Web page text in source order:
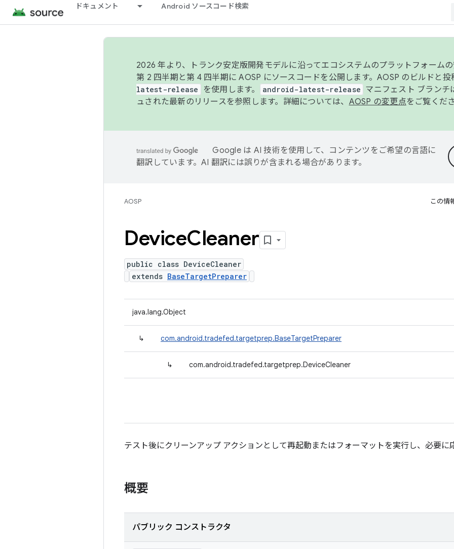
ドキュメント Android ソースコード検索
2026 年より、トランク安定版開発モデルに沿ってエコシステムのプラットフォーム
第 2 四半期と第 4 四半期に AOSP にソースコードを公開します。AOSP のビルドと投
latest-release を使用します。 android-latest-release マニフェスト ブランチ
ュされた最新のリリースを参照します。詳細については、 AOSP の変更点をご覧くだ
Google は AI 技術を使用して、コンテンツをご希望の言語に
翻訳しています。AI 翻訳には誤りが含まれる場合があります。
AOSP この情
DeviceCleaner
public class DeviceCleaner
extends BaseTargetPreparer
java.lang.Object
↳ com.android.tradefed.targetprep.BaseTargetPreparer
↳ com.android.tradefed.targetprep.DeviceCleaner
テスト後にクリーンアップ アクションとして再起動またはフォーマットを実行し、必要に
概要
パブリック コンストラクタ